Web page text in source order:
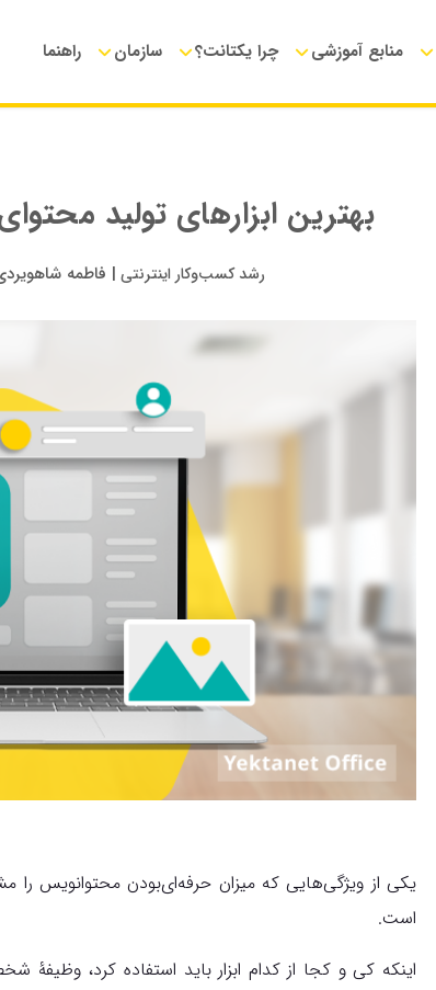
منابع آموزشی چرا یکتانت؟ سازمان راهنما
بهترین ابزارهای تولید
رشد کسب‌وکار اینترنتی | فاطمه
یکی از ویژگی‌هایی که میزان حرفه‌ای‌بودن محتوانویس
است.
اینکه کی و کجا از کدام ابزار باید استفاده کرد،